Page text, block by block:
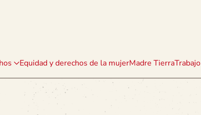
Equidad y derechos de la mujerMadre TierraTrabajo